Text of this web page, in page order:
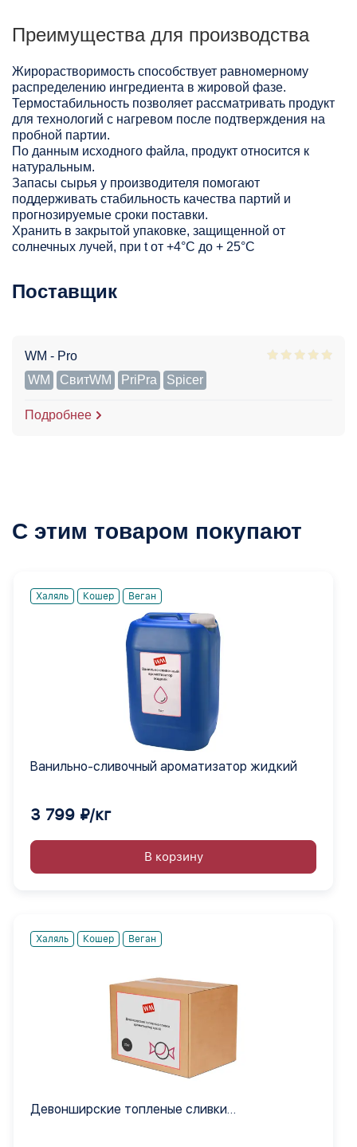
Преимущества для производства
Жирорастворимость способствует равномерному
распределению ингредиента в жировой фазе.
Термостабильность позволяет рассматривать продукт
для технологий с нагревом после подтверждения на
пробной партии.
По данным исходного файла, продукт относится к
натуральным.
Запасы сырья у производителя помогают
поддерживать стабильность качества партий и
прогнозируемые сроки поставки.
Хранить в закрытой упаковке, защищенной от
солнечных лучей, при t от +4°C до + 25°С
Поставщик
WM - Pro
WM
СвитWM PriPra Spicer
Подробнее
С этим товаром покупают
Халяль Кошер Веган
Ванильно-сливочный ароматизатор жидкий
3 799 ₽/кг
В корзину
Халяль Кошер Веган
Девонширские топленые сливки